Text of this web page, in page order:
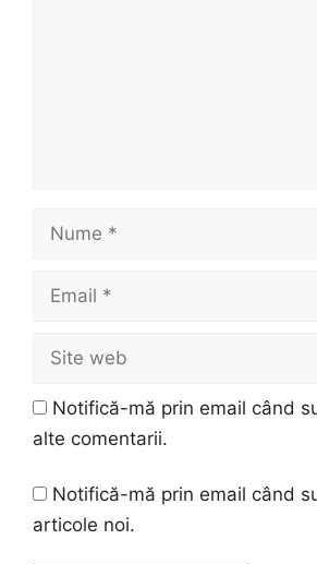
Nume
Email
Site
web
Notifică-mă prin email când
alte comentarii.
Notifică-mă prin email când
articole noi.